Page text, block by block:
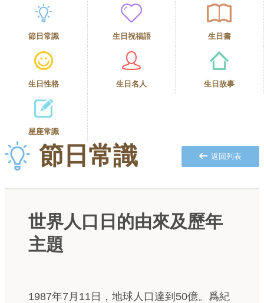
節日常識 生日祝福語 生日書
生日性格 生日名人 生日故事
星座常識
節日常識 返回列表
世界人口日的由來及歷年
主題
1987年7月11日，地球人口達到50億。爲紀